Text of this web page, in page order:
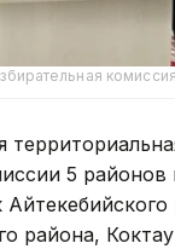
комиссия
5
района,